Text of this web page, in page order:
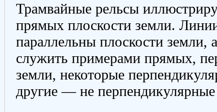
Трамвайные рельсы
прямых плоскости земли.
параллельны плоскости земли,
служить примерами прямых,
земли, некоторые
другие — не